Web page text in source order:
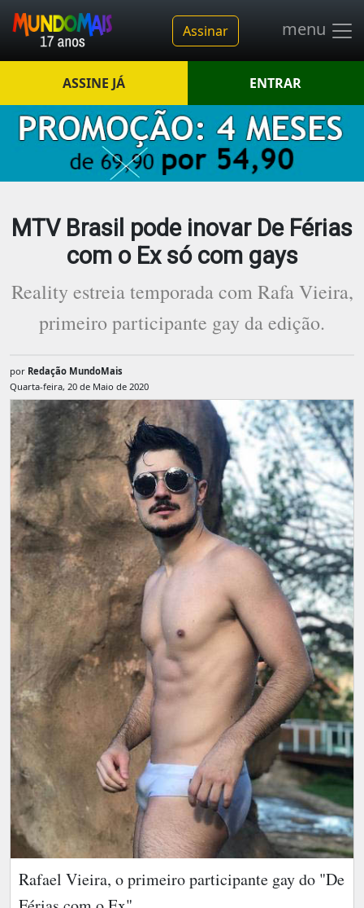
Assinar menu
ASSINE JÁ ENTRAR
MTV Brasil pode inovar De Férias
com o Ex só com gays
Reality estreia temporada com Rafa Vieira,
primeiro participante gay da edição.
por Redação MundoMais
Quarta-feira, 20 de Maio de 2020
Rafael Vieira, o primeiro participante gay do "De